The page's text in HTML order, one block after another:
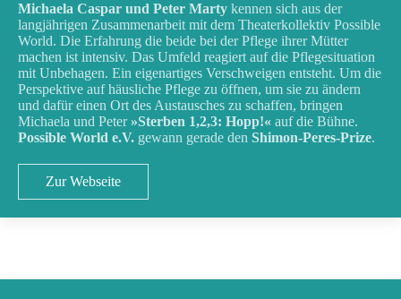
Michaela Caspar und Peter Marty kennen sich aus der
langjährigen Zusammenarbeit mit dem Theaterkollektiv Possible
World. Die Erfahrung die beide bei der Pflege ihrer Mütter
machen ist intensiv. Das Umfeld reagiert auf die Pflegesituation
mit Unbehagen. Ein eigenartiges Verschweigen entsteht. Um die
Perspektive auf häusliche Pflege zu öffnen, um sie zu ändern
und dafür einen Ort des Austausches zu schaffen, bringen
Michaela und Peter»Sterben 1,2,3: Hopp!« auf die Bühne.
Possible World e.V. gewann gerade den Shimon-Peres-Prize.
Zur Webseite